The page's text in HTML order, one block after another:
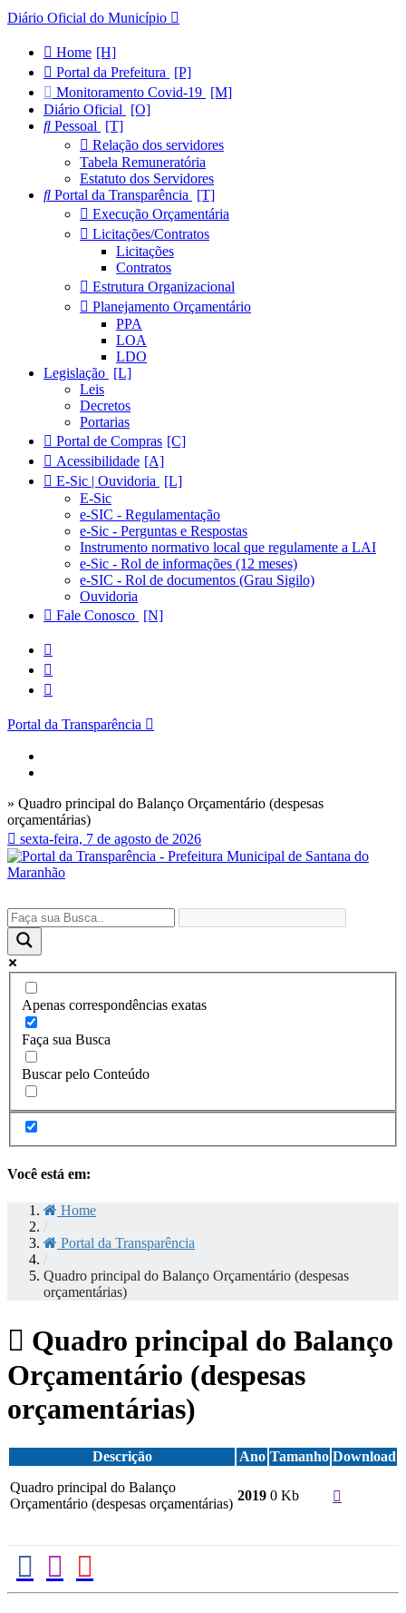
Diário Oficial do Município
Home
Portal da Prefeitura
Monitoramento Covid-19
Diário Oficial
Pessoal
Relação dos servidores
Tabela Remuneratória
Estatuto dos Servidores
Portal da Transparência
Execução Orçamentária
Licitações/Contratos
Licitações
Contratos
Estrutura Organizacional
Planejamento Orçamentário
PPA
LOA
LDO
Legislação
Leis
Decretos
Portarias
Portal de Compras
Acessibilidade
E-Sic | Ouvidoria
E-Sic
e-SIC - Regulamentação
e-Sic - Perguntas e Respostas
Instrumento normativo local que regulamente a LAI
e-Sic - Rol de informações (12 meses)
e-SIC - Rol de documentos (Grau Sigilo)
Ouvidoria
Fale Conosco
Portal da Transparência
» Quadro principal do Balanço Orçamentário (despesas
orçamentárias)
sexta-feira, 7 de agosto de 2026
Apenas correspondências exatas
Faça sua Busca
Buscar pelo Conteúdo
Você está em:
Home
/
Portal da Transparência
/
Quadro principal do Balanço Orçamentário (despesas
orçamentárias)
Quadro principal do Balanço
Orçamentário (despesas
orçamentárias)
Descrição Ano Tamanho Download
Quadro principal do Balanço
Orçamentário (despesas orçamentárias)
2019 0 Kb